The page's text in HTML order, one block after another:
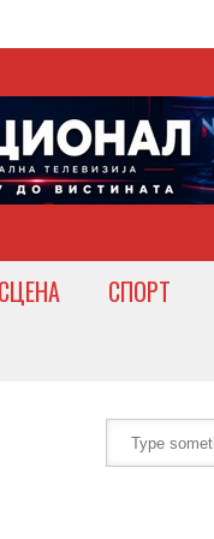
СПОРТ